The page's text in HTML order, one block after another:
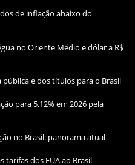
de inflação abaixo do
no Oriente Médio e dólar a R$
e dos títulos para o Brasil
para 5,12% em 2026 pela
no Brasil: panorama atual
tarifas dos EUA ao Brasil